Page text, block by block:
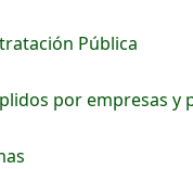
Pública
por empresas y